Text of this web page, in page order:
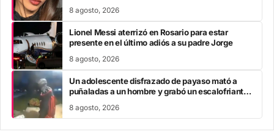
8 agosto, 2026
Lionel Messi aterrizó en Rosario para estar
presente en el último adiós a su padre Jorge
8 agosto, 2026
Un adolescente disfrazado de payaso mató a
puñaladas a un hombre y grabó un escalofriante
8 agosto, 2026